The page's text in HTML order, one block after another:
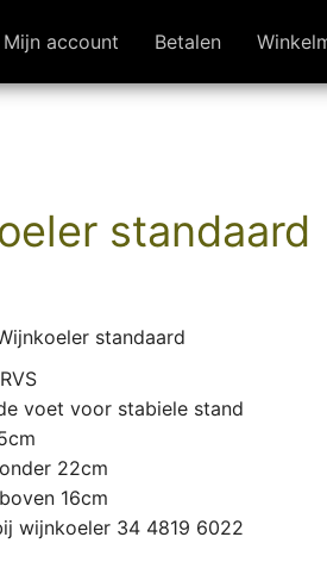
Mijn account Betalen
standaard
standaard
voet voor stabiele stand
22cm
16cm
wijnkoeler 34 4819 6022